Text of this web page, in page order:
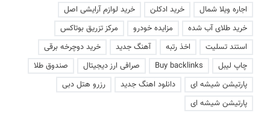
اجاره ویلا شمال
خرید ادکلن
خرید لوازم آرایشی اصل
خرید طلای آب شده
مزایده خودرو
مرکز تزریق بوتاکس
استند تسلیت
اخذ رتبه آهنگ جدید
خرید دوچرخه برقی
چاپ لیبل
Buy backlinks صرافی ارز دیجیتال
صندوق طلا
پارتیشن شیشه ای
دانلود اهنگ جدید
رزرو هتل دبی
پارتیشن شیشه ای